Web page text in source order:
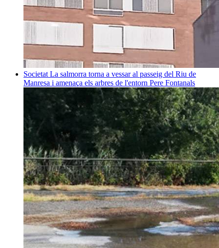
Societat La salmorra torna a vessar al passeig del Riu de
Manresa i amenaça els arbres de l'entorn Pere Fontanals